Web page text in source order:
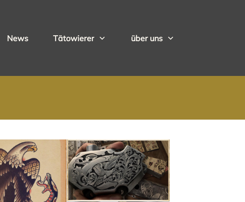
News Tätowierer über uns